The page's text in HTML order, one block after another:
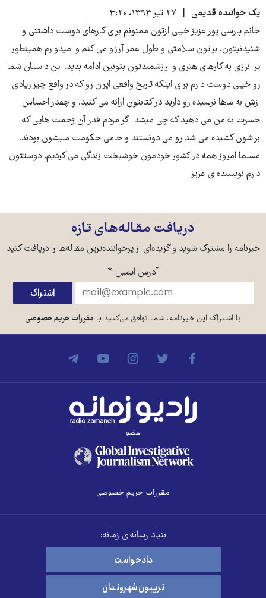
یک خواننده قدیمی
۲۷ تیر ۱۳۹۳، ۳:۲۰
خانم پارسی پور عزیز خیلی ازتون ممنونم برای کارهای دوست داشتنی و
شنیدنیتون. براتون سلامتی و طول عمر آرزو می کنم و امیدوارم همینطور
پر انرژی به کارهای هنری و ارزشمندتون بتونین ادامه بدید. این داستان شما
رو خیلی دوست دارم برای اینکه تاریخ واقعی ایران رو که در واقع چیز زیادی
ازش به ماها نرسیده رو دارید در کتابتون ارائه می کنید. و چقدر احساس
حسرت به من می دهید که چی میشد اگر مردم قدر آن زحمت هایی که
براشون کشیده می شد رو می دونستند و حامی حکومت ملیشون بودند.
مسلما امروز همه در کشور خودمون خوشبخت زندگی می کردیم. دوستتون
دارم نویسنده ی عزیز
دریافت مقاله‌های تازه
خبرنامه را مشترک شوید و گزیده‌ای از پرخواننده‌ترین مقاله‌ها را دریافت کنید
آدرس ایمیل *
با اشتراک این خبرنامه، شما توافق می‌کنید بامقررات حریم خصوصی
عضو
مقررات حریم خصوصی
بنیاد رسانه‌ای زمانه:
دادخواست
تریبون شهروندان